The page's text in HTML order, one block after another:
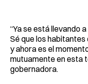
“Ya se está llevando
Sé que los
y ahora es el
mutuamente en esta
gobernadora.